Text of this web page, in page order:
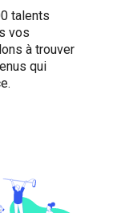
talents
vos
à trouver
qui